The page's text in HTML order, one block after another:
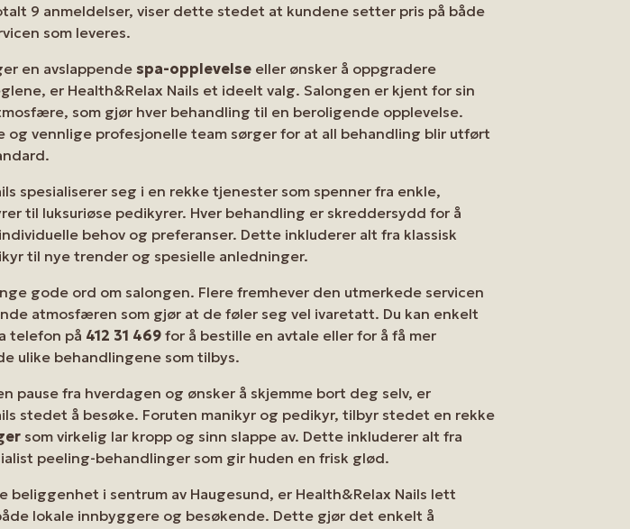
9 anmeldelser, viser dette stedet at kundene setter pris på både
som leveres.
en avslappendespa-opplevelse eller ønsker å oppgradere
er Health&Relax Nails et ideelt valg. Salongen er kjent for sin
som gjør hver behandling til en beroligende opplevelse.
og vennlige profesjonelle team sørger for at all behandling blir utført
spesialiserer seg i en rekke tjenester som spenner fra enkle,
til luksuriøse pedikyrer. Hver behandling er skreddersydd for å
behov og preferanser. Dette inkluderer alt fra klassisk
til nye trender og spesielle anledninger.
gode ord om salongen. Flere fremhever den utmerkede servicen
atmosfæren som gjør at de føler seg vel ivaretatt. Du kan enkelt
telefon på 412 31 469 for å bestille en avtale eller for å få mer
ulike behandlingene som tilbys.
pause fra hverdagen og ønsker å skjemme bort deg selv, er
stedet å besøke. Foruten manikyr og pedikyr, tilbyr stedet en rekke
som virkelig lar kropp og sinn slappe av. Dette inkluderer alt fra
peeling-behandlinger som gir huden en frisk glød.
beliggenhet i sentrum av Haugesund, er Health&Relax Nails lett
lokale innbyggere og besøkende. Dette gjør det enkelt å